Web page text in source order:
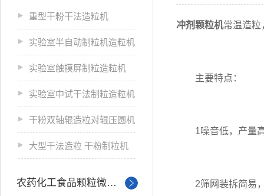
重型干粉干法造粒机
实验室半自动制粒机造粒机
实验室触摸屏制粒造粒机
实验室中试干法制粒造粒机
干粉双轴辊造粒对辊压圆机
大型干法造粒 干粉制粒机
农药化工食品颗粒微丸制粒
冲剂颗粒机常温造粒
主要特点：
1噪音低，产量高
2筛网装拆简易，